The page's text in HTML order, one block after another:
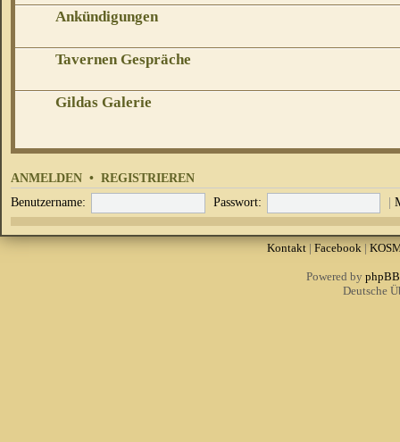
Ankündigungen
Tavernen Gespräche
Gildas Galerie
ANMELDEN • REGISTRIEREN
Benutzername: Passwort: |
Kontakt| Facebook|
Powered by phpBB
Deutsche